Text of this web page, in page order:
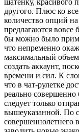
другого. Плюс ко
количество опций на
предлагаются вовсе
бы можно было
что непременно
максимальный объем
создать аккаунт,
времени и сил. К
что в чат-рулетке
реально
следует только
вышеуказанной. По
совершеннолетнего